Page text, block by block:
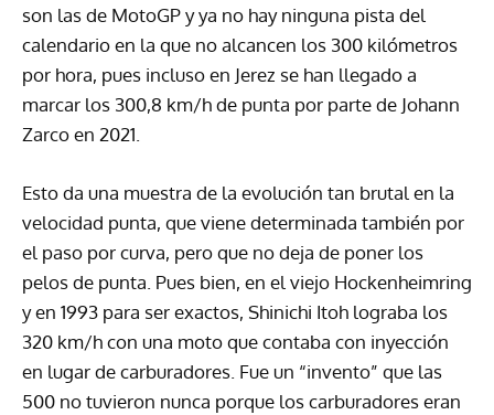
son las de MotoGP y ya no hay ninguna pista del
calendario en la que no alcancen los 300 kilómetros
por hora, pues incluso en Jerez se han llegado a
marcar los 300,8 km/h de punta por parte de Johann
Zarco en 2021.
Esto da una muestra de la evolución tan brutal en la
velocidad punta, que viene determinada también por
el paso por curva, pero que no deja de poner los
pelos de punta. Pues bien, en el viejo Hockenheimring
y en 1993 para ser exactos, Shinichi Itoh lograba los
320 km/h con una moto que contaba con inyección
en lugar de carburadores. Fue un “invento” que las
500 no tuvieron nunca porque los carburadores eran